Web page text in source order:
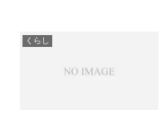
くらし